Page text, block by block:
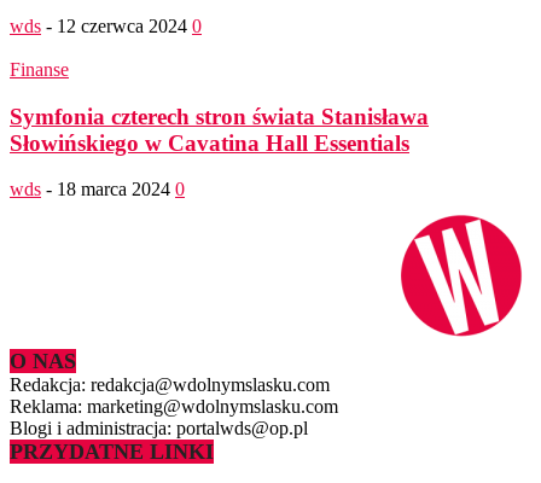
wds - 12 czerwca 2024 0
Finanse
Symfonia czterech stron świata Stanisława
Słowińskiego w Cavatina Hall Essentials
wds - 18 marca 2024 0
O NAS
Redakcja: redakcja@wdolnymslasku.com
Reklama: marketing@wdolnymslasku.com
Blogi i administracja: portalwds@op.pl
PRZYDATNE LINKI